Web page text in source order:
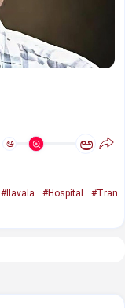
ಅ ಅ
#Ilavala #Hospital
#Tran